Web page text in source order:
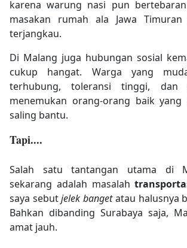
karena warung nasi pun
masakan rumah ala Jawa
terjangkau.
Di Malang juga hubungan sosial
cukup hangat. Warga yang
terhubung, toleransi tinggi, dan
menemukan orang-orang baik yang
saling bantu.
Tapi....
Salah satu tantangan utama di
sekarang adalah masalah
saya sebutjelek bangetatau halusnya
Bahkan dibanding Surabaya saja,
amat jauh.